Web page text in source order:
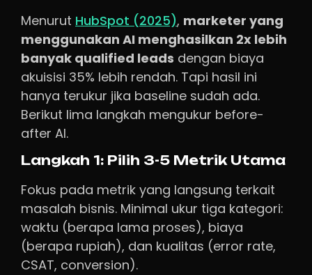
Menurut HubSpot (2025), marketer yang
menggunakan AI menghasilkan 2x lebih
banyak qualified leads dengan biaya
akuisisi 35% lebih rendah. Tapi hasil ini
hanya terukur jika baseline sudah ada.
Berikut lima langkah mengukur before-
after AI.
Langkah 1: Pilih 3-5 Metrik Utama
Fokus pada metrik yang langsung terkait
masalah bisnis. Minimal ukur tiga kategori:
waktu (berapa lama proses), biaya
(berapa rupiah), dan kualitas (error rate,
CSAT, conversion).